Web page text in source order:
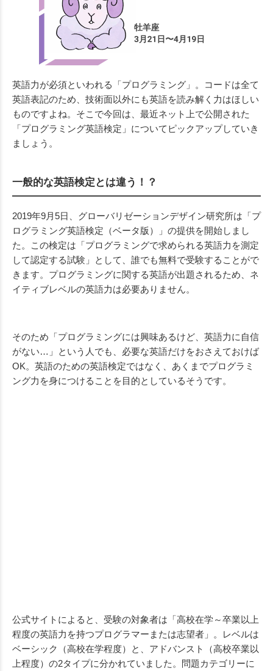
英語力が必須といわれる「プログラミング」。コードは全て
英語表記のため、技術面以外にも英語を読み解く力はほしい
ものですよね。そこで今回は、最近ネット上で公開された
「プログラミング英語検定」についてピックアップしていき
ましょう。
一般的な英語検定とは違う！？
2019年9月5日、グローバリゼーションデザイン研究所は「プ
ログラミング英語検定（ベータ版）」の提供を開始しまし
た。この検定は「プログラミングで求められる英語力を測定
して認定する試験」として、誰でも無料で受験することがで
きます。プログラミングに関する英語が出題されるため、ネ
イティブレベルの英語力は必要ありません。
そのため「プログラミングには興味あるけど、英語力に自信
がない…」という人でも、必要な英語だけをおさえておけば
OK。英語のための英語検定ではなく、あくまでプログラミ
ング力を身につけることを目的としているそうです。
公式サイトによると、受験の対象者は「高校在学～卒業以上
程度の英語力を持つプログラマーまたは志望者」。レベルは
ベーシック（高校在学程度）と、アドバンスト（高校卒業以
上程度）の2タイプに分かれていました。問題カテゴリーに